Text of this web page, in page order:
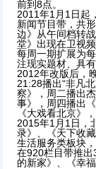
前到8点。
2011年1月1日起
新闻节目带，共
边》从午间档转
堂》出现在卫视
每周一期扩展为
注现实题材、具
2012年改版后，
21:28播出“非凡
察》，周二播出
事》，周四播出
《大戏看北京》
2015年1月1日，
录》、《天下收
生活服务类板块
在920栏目带推
的新家》、《幸福